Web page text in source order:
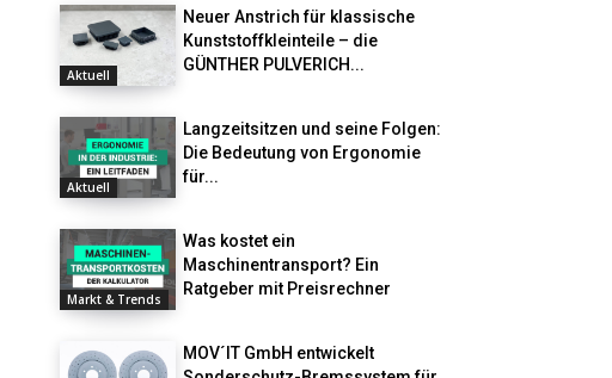
Aktuell
Neuer Anstrich für klassische
Kunststoffkleinteile – die
GÜNTHER PULVERICH...
Aktuell
Langzeitsitzen und seine Folgen:
Die Bedeutung von Ergonomie
für...
Markt & Trends
Was kostet ein
Maschinentransport? Ein
Ratgeber mit Preisrechner
MOV´IT GmbH entwickelt